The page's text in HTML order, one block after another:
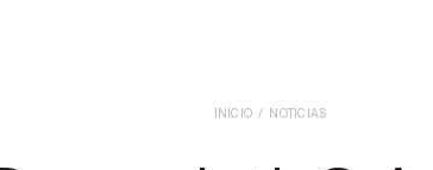
INÍCIO NOTÍCIAS